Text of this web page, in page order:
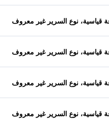
قياسية، نوع السرير غير معروف
قياسية، نوع السرير غير معروف
قياسية، نوع السرير غير معروف
قياسية، نوع السرير غير معروف